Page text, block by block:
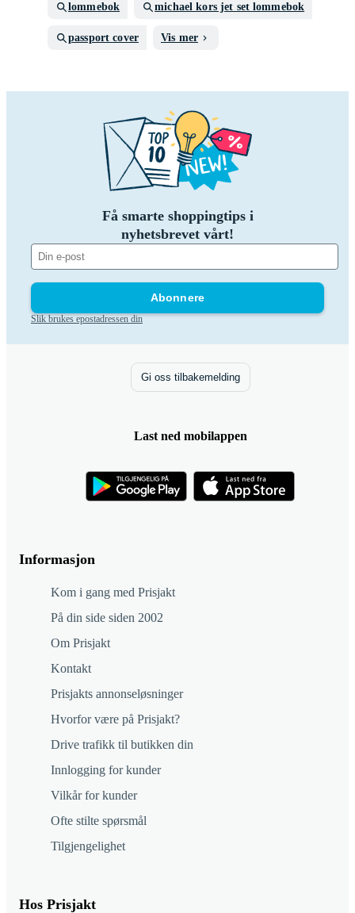
lommebok michael kors jet set lommebok
passport cover Vis mer
Få smarte shoppingtips i
nyhetsbrevet vårt!
Abonnere
Slik brukes epostadressen din
Informasjon
Kom i gang med Prisjakt
På din side siden 2002
Om Prisjakt
Kontakt
Prisjakts annonseløsninger
Hvorfor være på Prisjakt?
Drive trafikk til butikken din
Innlogging for kunder
Vilkår for kunder
Ofte stilte spørsmål
Tilgjengelighet
Hos Prisjakt
Gi oss tilbakemelding
Last ned mobilappen